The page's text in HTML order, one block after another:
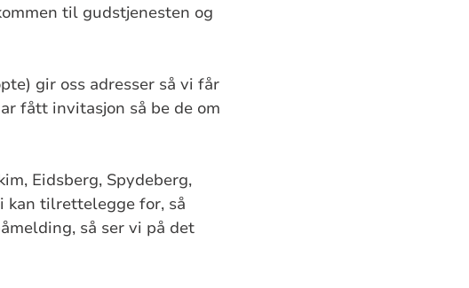
til gudstjenesten og
gir oss adresser så vi får
fått invitasjon så be de om
Eidsberg, Spydeberg,
kan tilrettelegge for, så
så ser vi på det